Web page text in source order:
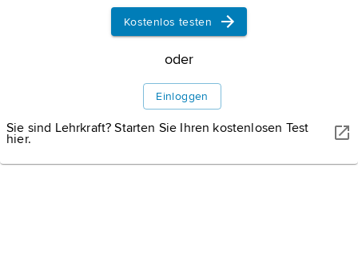
Informationen zum Artikel
Kostenlos testen
oder
Einloggen
Sie sind Lehrkraft? Starten Sie Ihren kostenlosen Test
hier.